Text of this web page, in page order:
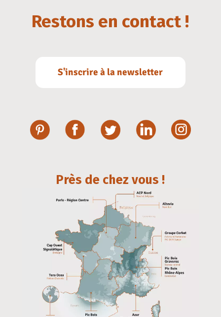
Restons en contact !
S'inscrire à la newsletter
Près de chez vous !